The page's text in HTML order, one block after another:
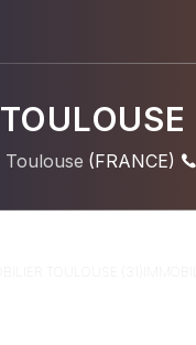
TOULOUSE
Toulouse (FRANCE)